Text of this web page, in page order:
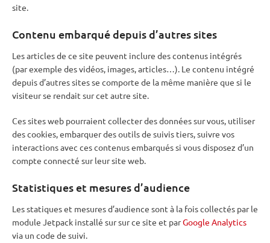
site.
Contenu embarqué depuis d’autres sites
Les articles de ce site peuvent inclure des contenus intégrés
(par exemple des vidéos, images, articles…). Le contenu intégré
depuis d’autres sites se comporte de la même manière que si le
visiteur se rendait sur cet autre site.
Ces sites web pourraient collecter des données sur vous, utiliser
des cookies, embarquer des outils de suivis tiers, suivre vos
interactions avec ces contenus embarqués si vous disposez d’un
compte connecté sur leur site web.
Statistiques et mesures d’audience
Les statiques et mesures d’audience sont à la fois collectés par le
module Jetpack installé sur sur ce site et parGoogle Analytics
via un code de suivi.